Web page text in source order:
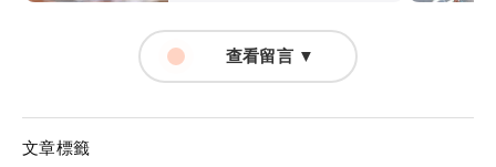
查看留言 ▼
文章標籤